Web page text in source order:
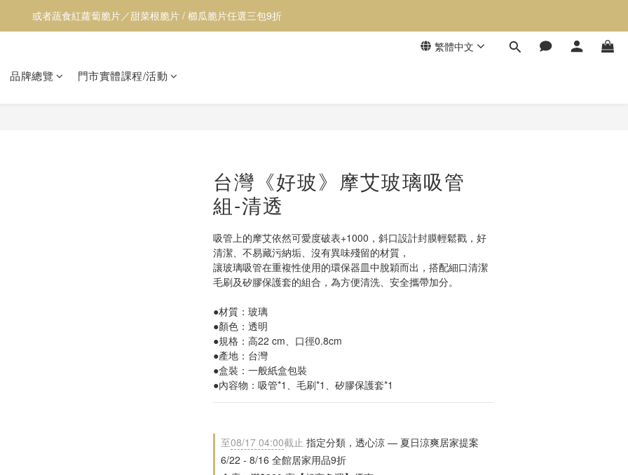
【透心涼】全館居家用品9折
【透心涼】全館居家用品9折
繁體中文
品牌總覽 門市實體課程/活動
台灣《好玻》摩艾玻璃吸管
組-清透
吸管上的摩艾依然可愛度破表+1000，斜口設計封膜輕鬆戳，好
清潔、不易藏污納垢、沒有異味殘留的材質，
讓玻璃吸管在重複性使用的環保器皿中脫穎而出，搭配細口清潔
毛刷及矽膠保護套的組合，為方便清洗、安全攜帶加分。
●材質：玻璃
●顏色：透明
●規格：高22 cm、口徑0.8cm
●產地：台灣
●盒裝：一般紙盒包裝
●內容物：吸管*1、毛刷*1、矽膠保護套*1
至08/17 04:00截止 指定分類，透心涼 — 夏日涼爽居家提案
6/22 - 8/16 全館居家用品9折